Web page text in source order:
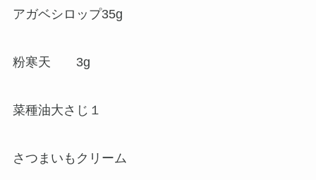
アガベシロップ35g
粉寒天 3g
菜種油大さじ１
さつまいもクリーム